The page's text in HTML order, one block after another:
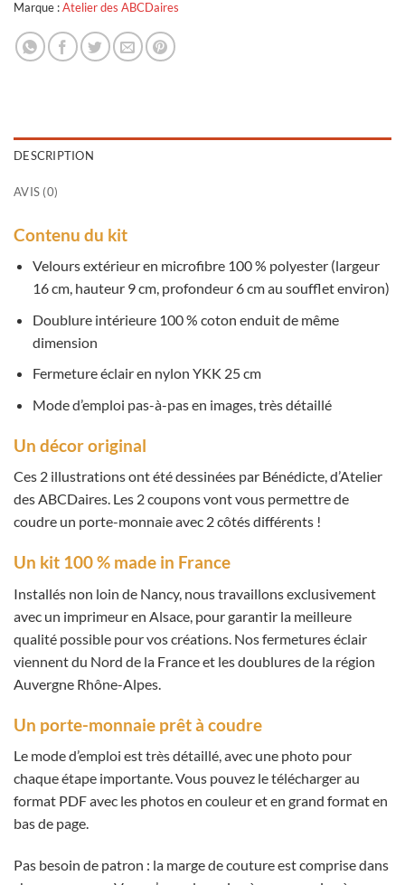
Marque :Atelier des ABCDaires
DESCRIPTION
AVIS (0)
Contenu du kit
Velours extérieur en microfibre 100 % polyester (largeur
16 cm, hauteur 9 cm, profondeur 6 cm au soufflet environ)
Doublure intérieure 100 % coton enduit de même
dimension
Fermeture éclair en nylon YKK 25 cm
Mode d’emploi pas-à-pas en images, très détaillé
Un décor original
Ces 2 illustrations ont été dessinées par Bénédicte, d’Atelier
des ABCDaires. Les 2 coupons vont vous permettre de
coudre un porte-monnaie avec 2 côtés différents !
Un kit 100 % made in France
Installés non loin de Nancy, nous travaillons exclusivement
avec un imprimeur en Alsace, pour garantir la meilleure
qualité possible pour vos créations. Nos fermetures éclair
viennent du Nord de la France et les doublures de la région
Auvergne Rhône-Alpes.
Un porte-monnaie prêt à coudre
Le mode d’emploi est très détaillé, avec une photo pour
chaque étape importante. Vous pouvez le télécharger au
format PDF avec les photos en couleur et en grand format en
bas de page.
Pas besoin de patron : la marge de couture est comprise dans